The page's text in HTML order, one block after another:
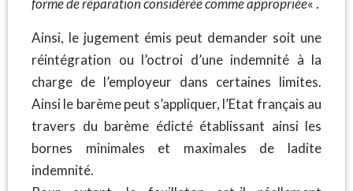
forme de réparation considérée comme appropriée« .
Ainsi, le jugement émis peut demander soit une
réintégration ou l’octroi d’une indemnité à la
charge de l’employeur dans certaines limites.
Ainsi le barème peut s’appliquer, l’Etat français au
travers du barème édicté établissant ainsi les
bornes minimales et maximales de ladite
indemnité.